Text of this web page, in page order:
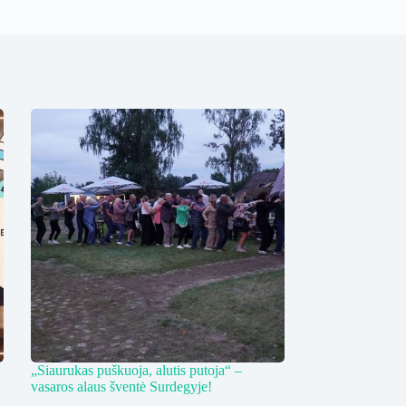
„Siaurukas puškuoja, alutis putoja“ –
vasaros alaus šventė Surdegyje!